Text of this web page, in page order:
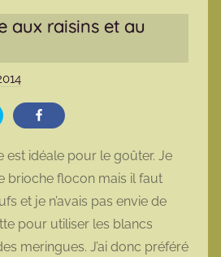
aux raisins et au
a
a
r
m
o
t
est idéale pour le goûter. Je
brioche flocon mais il faut
et je n’avais pas envie de
pour utiliser les blancs
meringues. J’ai donc préféré